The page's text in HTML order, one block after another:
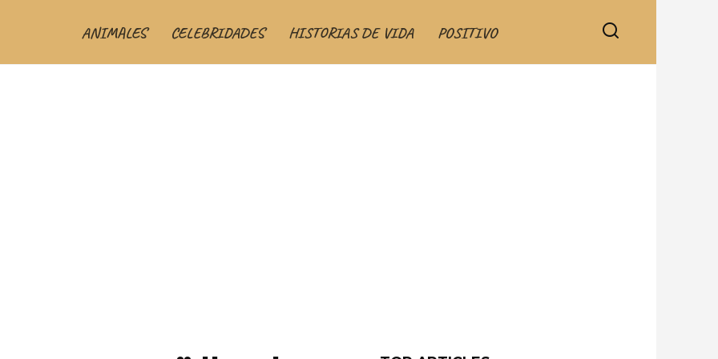
ANIMALES CELEBRIDADES HISTORIAS DE VIDA POSITIVO